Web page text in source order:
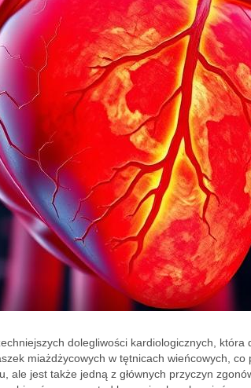
dolegliwości kardiologicznych, która
miażdżycowych w tętnicach wieńcowych,
ale jest także jedną z głównych przyczyn